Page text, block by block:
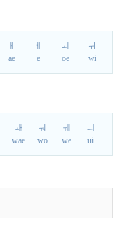
ㅐ
ae
ㅔ
e
ㅚ
oe
ㅟ
wi
ㅙ
wae
ㅝ
wo
ㅞ
we
ㅢ
ui